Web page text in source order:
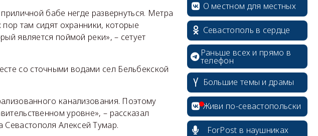
бабе негде развернуться. Метра
там сидят охранники, которые
является поймой реки», – сетует
со сточными водами сел Бельбекской
канализования. Поэтому
уровне», – рассказал
Севастополя Алексей Тумар.
О местном для местных
Севастополь в сердце
Раньше всех и прямо в
телефон
Большие темы и драмы
Живи по-севастопольски
ForPost в наушниках
erid: 2SDnjcrDNw6